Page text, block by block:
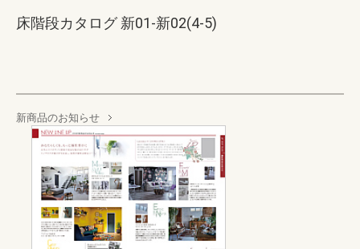
床階段カタログ 新01-新02(4-5)
新商品のお知らせ